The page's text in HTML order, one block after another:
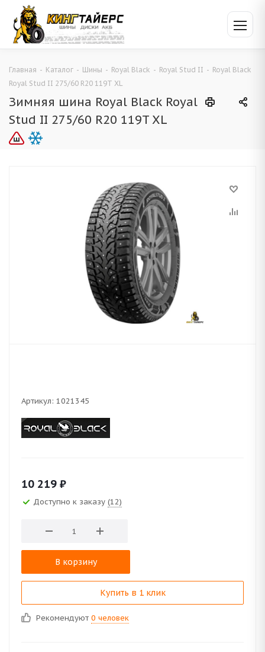
Главная - Каталог - Шины - Royal Black - Royal Stud II - Royal Black
Royal Stud II 275/60 R20 119T XL
Зимняя шина Royal Black Royal
Stud II 275/60 R20 119T XL
Артикул: 1021345
10 219 ₽
Доступно к заказу (12)
В корзину
Купить в 1 клик
Рекомендуют 0 человек